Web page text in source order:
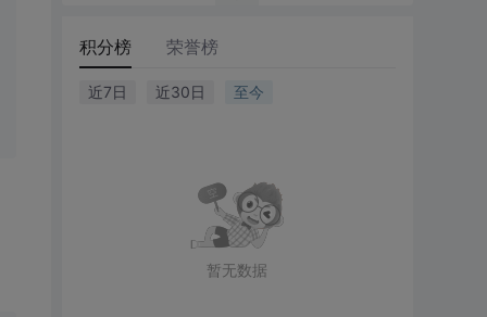
积分榜 荣誉榜
近7日 近30日 至今
暂无数据